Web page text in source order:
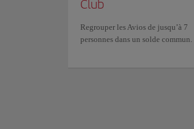
Club
Regrouper les Avios de jusqu’à 7
personnes dans un solde commun.